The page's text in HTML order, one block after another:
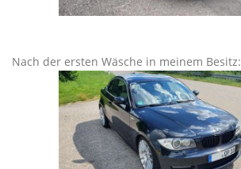
Nach der ersten Wäsche in meinem Besitz: